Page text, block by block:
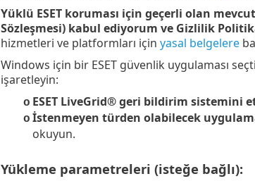
Yüklü ESET koruması için geçerli olan
Sözleşmesi) kabul ediyorum ve Gizlilik
hizmetleri ve platformları için yasal belgelere
Windows için bir ESET güvenlik uygulaması
işaretleyin:
o ESET LiveGrid® geri bildirim sistemini
o İstenmeyen türden olabilecek
okuyun.
Yükleme parametreleri (isteğe bağlı):